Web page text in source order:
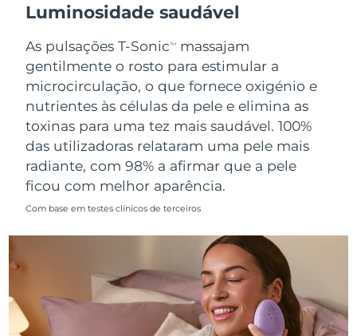
Luminosidade saudável
As pulsações T-SonicTM
massajam
gentilmente o rosto para estimular a
microcirculação, o que fornece oxigénio e
nutrientes às células da pele e elimina as
toxinas para uma tez mais saudável. 100%
das utilizadoras relataram uma pele mais
radiante, com 98% a afirmar que a pele
ficou com melhor aparência.
Com base em testes clínicos de terceiros
Romênia Entrega prevista
Rússia Entrega prevista
Arábia Saudita Entrega prevista09.08.26
Singapura Entrega prevista10.08.26
Eslováquia Entrega prevista08.08.26
Eslovênia
África do Sul Entrega prevista16.08.26
Coreia do Sul Entrega prevista 10.08.26
Espanha Entrega prevista 08.08.26